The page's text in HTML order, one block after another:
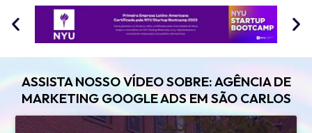
ASSISTA NOSSO VÍDEO SOBRE: AGÊNCIA DE
MARKETING GOOGLE ADS EM SÃO CARLOS